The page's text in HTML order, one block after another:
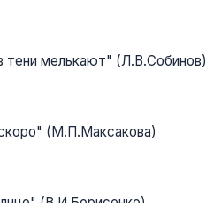
тени мелькают" (Л.В.Собинов)
(М.П.Максакова)